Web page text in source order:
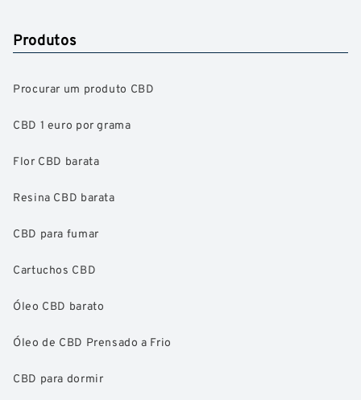
Produtos
Procurar um produto CBD
CBD 1 euro por grama
Flor CBD barata
Resina CBD barata
CBD para fumar
Cartuchos CBD
Óleo CBD barato
Óleo de CBD Prensado a Frio
CBD para dormir